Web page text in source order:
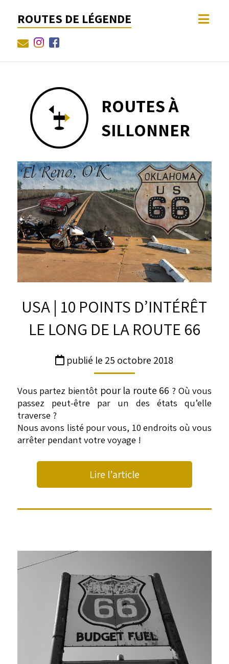
ROUTES DE LÉGENDE
ROUTES À
SILLONNER
USA | 10 POINTS D’INTÉRÊT
LE LONG DE LA ROUTE 66
publié le 25 octobre 2018
Vous partez bientôt pour la route 66 ? Où vous
passez peut-être par un des états qu’elle
traverse ?
Nous avons listé pour vous, 10 endroits où vous
arrêter pendant votre voyage !
Lire l’article